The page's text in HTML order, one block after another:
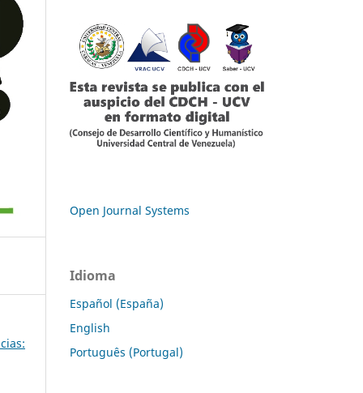
Open Journal Systems
Idioma
Español (España)
English
Português (Portugal)